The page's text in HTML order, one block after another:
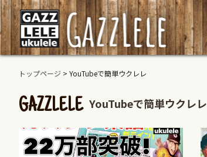
トップページ > YouTubeで簡単ウクレレ
GAZZLELE YouTubeで簡単ウクレレ